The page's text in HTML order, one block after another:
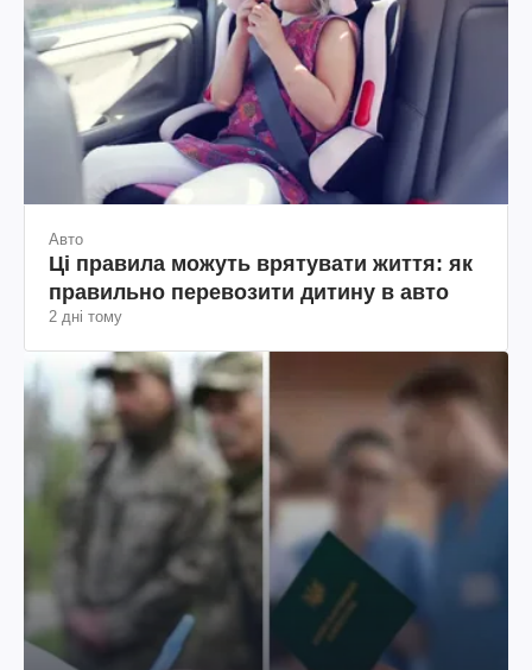
Авто
Ці правила можуть врятувати життя: як
правильно перевозити дитину в авто
2 дні тому